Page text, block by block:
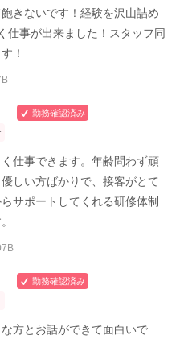
きないです！経験を沢山詰め
仕事が出来ました！スタッフ同
！
勤務確認済み
仕事できます。年齢問わず頑
しい方ばかりで、接客がとて
サポートしてくれる研修体制
勤務確認済み
方とお話ができて面白いで